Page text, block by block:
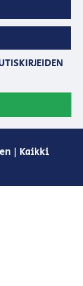
| Kaikki